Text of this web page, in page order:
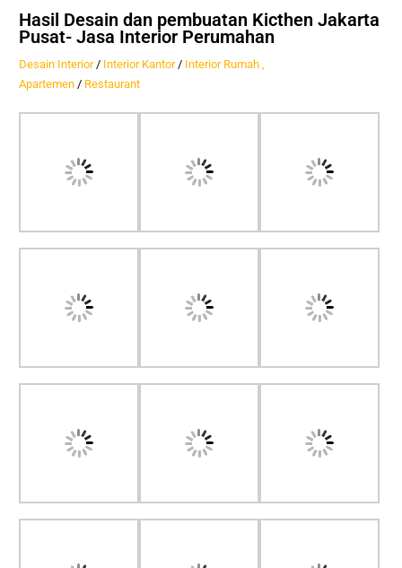
Hasil Desain dan pembuatan Kicthen Jakarta
Pusat- Jasa Interior Perumahan
Desain Interior/ Interior Kantor/ Interior Rumah ,
Apartemen / Restaurant